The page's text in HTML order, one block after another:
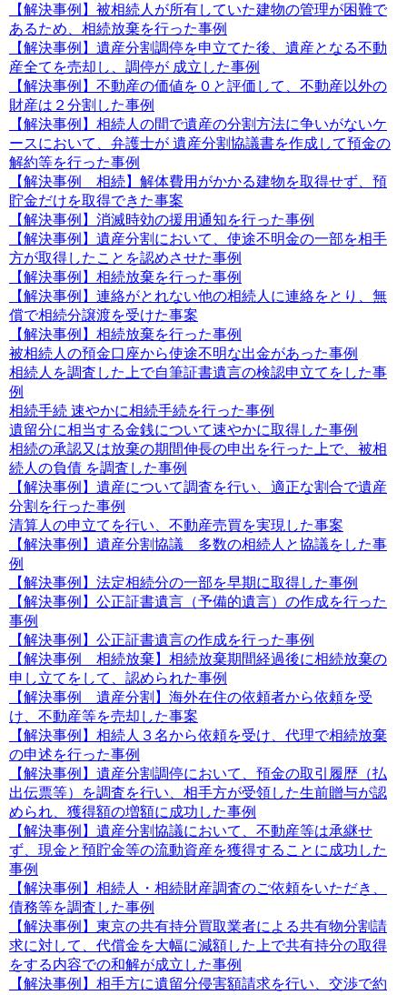
【解決事例】被相続人が所有していた建物の管理が困難で
あるため、相続放棄を行った事例
【解決事例】遺産分割調停を申立てた後、遺産となる不動
産全てを売却し、調停が 成立した事例
【解決事例】不動産の価値を０と評価して、不動産以外の
財産は２分割した事例
【解決事例】相続人の間で遺産の分割方法に争いがないケ
ースにおいて、弁護士が 遺産分割協議書を作成して預金の
解約等を行った事例
【解決事例 相続】解体費用がかかる建物を取得せず、預
貯金だけを取得できた事案
【解決事例】消滅時効の援用通知を行った事例
【解決事例】遺産分割において、使途不明金の一部を相手
方が取得したことを認めさせた事例
【解決事例】相続放棄を行った事例
【解決事例】連絡がとれない他の相続人に連絡をとり、無
償で相続分譲渡を受けた事案
【解決事例】相続放棄を行った事例
被相続人の預金口座から使途不明な出金があった事例
相続人を調査した上で自筆証書遺言の検認申立てをした事
例
相続手続 速やかに相続手続を行った事例
遺留分に相当する金銭について速やかに取得した事例
相続の承認又は放棄の期間伸長の申出を行った上で、被相
続人の負債 を調査した事例
【解決事例】遺産について調査を行い、適正な割合で遺産
分割を行った事例
清算人の申立てを行い、不動産売買を実現した事案
【解決事例】遺産分割協議 多数の相続人と協議をした事
例
【解決事例】法定相続分の一部を早期に取得した事例
【解決事例】公正証書遺言（予備的遺言）の作成を行った
事例
【解決事例】公正証書遺言の作成を行った事例
【解決事例 相続放棄】相続放棄期間経過後に相続放棄の
申し立てをして、認められた事例
【解決事例 遺産分割】海外在住の依頼者から依頼を受
け、不動産等を売却した事案
【解決事例】相続人３名から依頼を受け、代理で相続放棄
の申述を行った事例
【解決事例】遺産分割調停において、預金の取引履歴（払
出伝票等）を調査を行い、相手方が受領した生前贈与が認
められ、獲得額の増額に成功した事例
【解決事例】遺産分割協議において、不動産等は承継せ
ず、現金と預貯金等の流動資産を獲得することに成功した
事例
【解決事例】相続人・相続財産調査のご依頼をいただき、
債務等を調査した事例
【解決事例】東京の共有持分買取業者による共有物分割請
求に対して、代償金を大幅に減額した上で共有持分の取得
をする内容での和解が成立した事例
【解決事例】相手方に遺留分侵害額請求を行い、交渉で約